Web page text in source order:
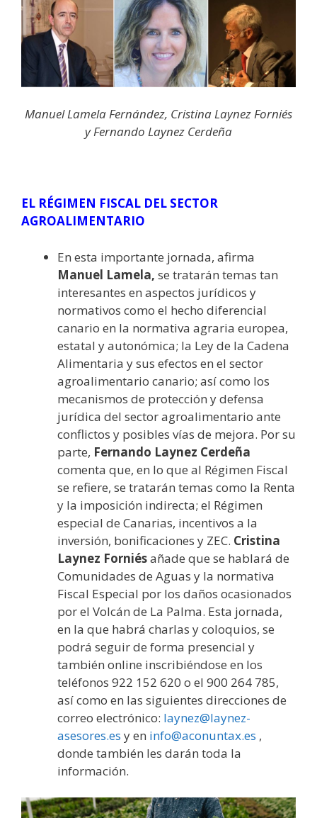
Manuel Lamela Fernández, Cristina Laynez Forniés
y Fernando Laynez Cerdeña
EL RÉGIMEN FISCAL DEL SECTOR
AGROALIMENTARIO
En esta importante jornada, afirma
Manuel Lamela, se tratarán temas tan
interesantes en aspectos jurídicos y
normativos como el hecho diferencial
canario en la normativa agraria europea,
estatal y autonómica; la Ley de la Cadena
Alimentaria y sus efectos en el sector
agroalimentario canario; así como los
mecanismos de protección y defensa
jurídica del sector agroalimentario ante
conflictos y posibles vías de mejora. Por su
parte, Fernando Laynez Cerdeña
comenta que, en lo que al Régimen Fiscal
se refiere, se tratarán temas como la Renta
y la imposición indirecta; el Régimen
especial de Canarias, incentivos a la
inversión, bonificaciones y ZEC. Cristina
Laynez Forniésañade que se hablará de
Comunidades de Aguas y la normativa
Fiscal Especial por los daños ocasionados
por el Volcán de La Palma. Esta jornada,
en la que habrá charlas y coloquios, se
podrá seguir de forma presencial y
también online inscribiéndose en los
teléfonos 922 152 620 o el 900 264 785,
así como en las siguientes direcciones de
correo electrónico: laynez@laynez-
asesores.es y en info@aconuntax.es ,
donde también les darán toda la
información.